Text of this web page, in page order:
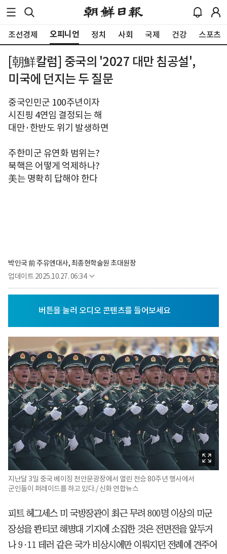
조선경제 오피니언 정치 사회 국제 건강 스포츠
[朝鮮칼럼] 중국의 '2027 대만 침공설',
미국에 던지는 두 질문
중국인민군 100주년이자
시진핑 4연임 결정되는 해
대만·한반도 위기 발생하면
주한미군 유연화 범위는?
북핵은 어떻게 억제하나?
美는 명확히 답해야 한다
박인국 前 주유엔대사, 최종현학술원 초대원장
업데이트 2025.10.27. 06:34
지난달 3일 중국 베이징 천안문광장에서 열린 전승 80주년 행사에서
군인들이 퍼레이드를 하고 있다./ 신화 연합뉴스
피트 헤그세스 미 국방장관이 최근 무려 800명 이상의 미군
장성을 콴티코 해병대 기지에 소집한 것은 전면전을 앞두거
나 9·11 테러 같은 국가 비상시에만 이뤄지던 전례에 견주어